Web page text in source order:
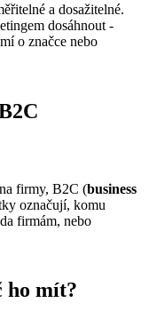
a dosažitelné.
dosáhnout -
o značce nebo
firmy, B2C (business
označují, komu
firmám, nebo
ho mít?